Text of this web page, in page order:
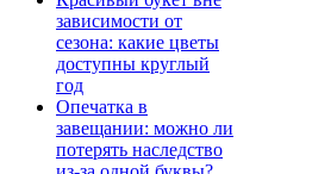
зависимости от
сезона: какие цветы
доступны круглый
год
Опечатка в
завещании: можно ли
потерять наследство